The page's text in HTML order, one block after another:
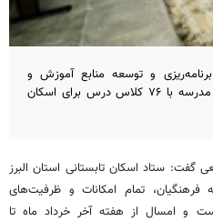
و توسعه منابع آموزش و
پرورش استان البرز از اختصاص ۱۲ مدرسه با ۷۶ کلاس درس برای اسکان
گفت: ستاد اسکان تابستانی استان البرز
تمام امکانات و ظرفیت‌های
و امسال از هفته آخر خرداد ماه تا